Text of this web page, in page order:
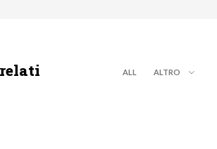
ALL ALTRO